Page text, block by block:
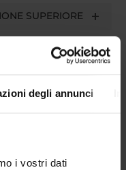
degli annunci
i vostri dati
SUPERIORE